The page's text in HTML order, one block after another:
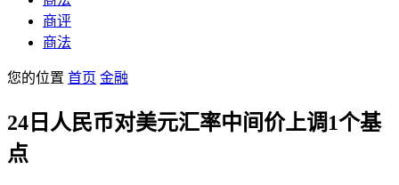
商评
商法
您的位置 首页 金融
24日人民币对美元汇率中间价上调1个基
点